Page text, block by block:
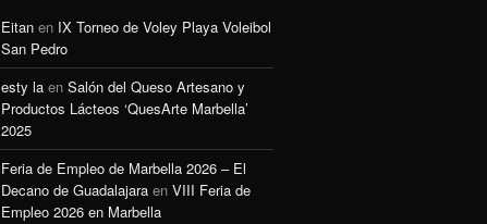
Eitan en IX Torneo de Voley Playa Voleibol
San Pedro
esty la en Salón del Queso Artesano y
Productos Lácteos ‘QuesArte Marbella’
2025
Feria de Empleo de Marbella 2026 – El
Decano de Guadalajara en VIII Feria de
Empleo 2026 en Marbella